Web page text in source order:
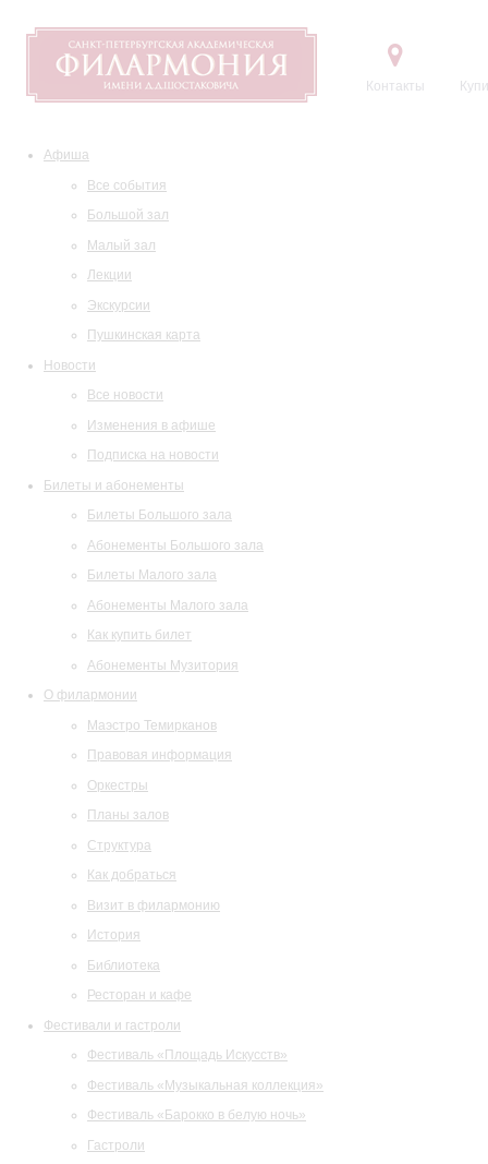
Контакты
Афиша
Все события
Большой зал
Малый зал
Лекции
Экскурсии
Пушкинская карта
Новости
Все новости
Изменения в афише
Подписка на новости
Билеты и абонементы
Билеты Большого зала
Абонементы Большого зала
Билеты Малого зала
Абонементы Малого зала
Как купить билет
Абонементы Музитория
О филармонии
Маэстро Темирканов
Правовая информация
Оркестры
Планы залов
Структура
Как добраться
Визит в филармонию
История
Библиотека
Ресторан и кафе
Фестивали и гастроли
Фестиваль «Площадь Искусств»
Фестиваль «Музыкальная коллекция»
Фестиваль «Барокко в белую ночь»
Гастроли